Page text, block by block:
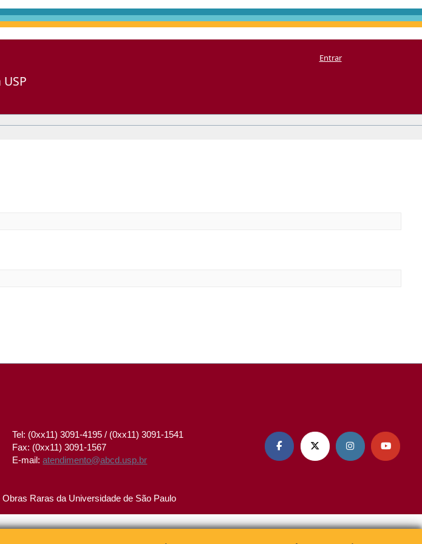
Entrar
Tel: (0xx11) 3091-4195 / (0xx11) 3091-1541
Fax: (0xx11) 3091-1567
E-mail:atendimento@abcd.usp.br
   
Raras da Universidade de São Paulo